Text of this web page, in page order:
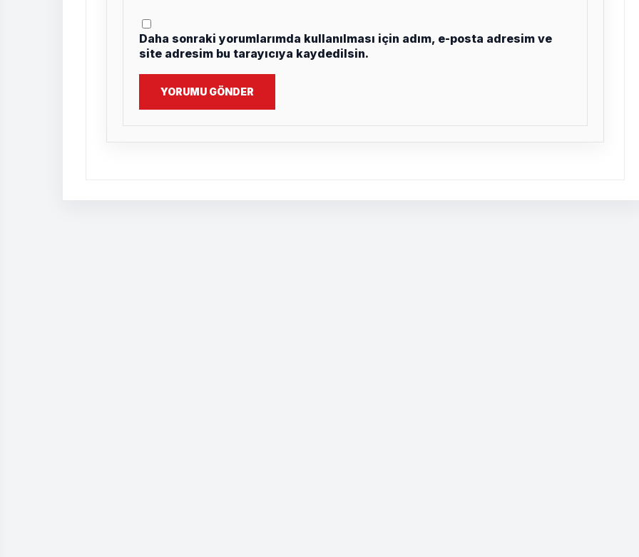
Daha sonraki yorumlarımda kullanılması için adım, e-posta adresim ve
site adresim bu tarayıcıya kaydedilsin.
YORUMU GÖNDER